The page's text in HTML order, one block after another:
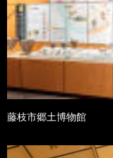
藤枝市郷土博物館